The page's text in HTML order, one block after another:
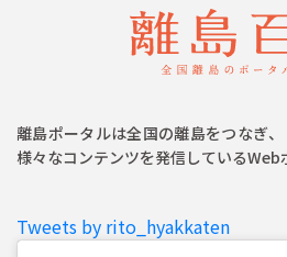
離島ポータルは全国の離島をつなぎ
様々なコンテンツを発信しているWeb
Tweets by rito_hyakkaten